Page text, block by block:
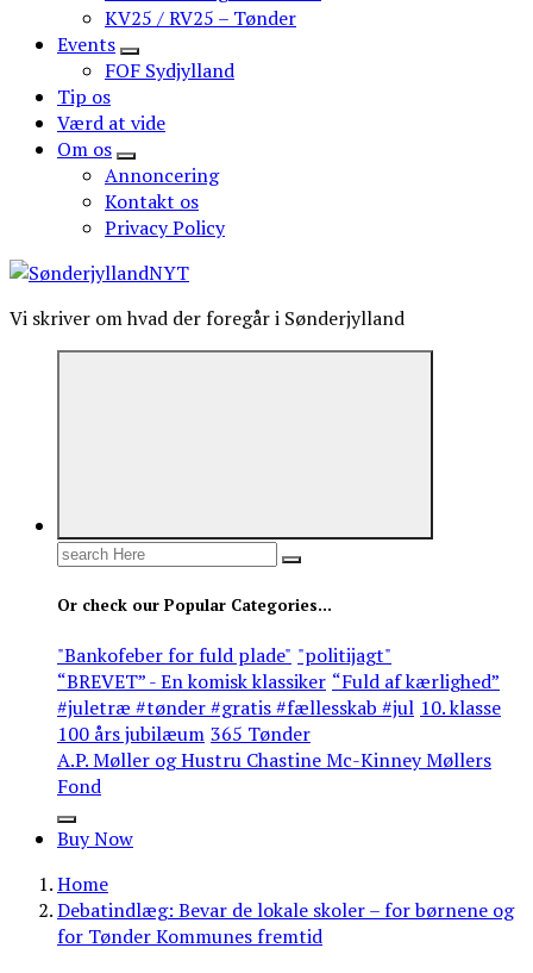
KV25 / RV25 – Tønder
Events
FOF Sydjylland
Tip os
Værd at vide
Om os
Annoncering
Kontakt os
Privacy Policy
Vi skriver om hvad der foregår i Sønderjylland
Search
Or check our Popular Categories...
"Bankofeber for fuld plade" "politijagt"
“BREVET” - En komisk klassiker “Fuld af kærlighed”
#juletræ #tønder #gratis #fællesskab #jul 10. klasse
100 års jubilæum 365 Tønder
A.P. Møller og Hustru Chastine Mc-Kinney Møllers
Fond
Buy Now
Home
Debatindlæg: Bevar de lokale skoler – for børnene og
for Tønder Kommunes fremtid